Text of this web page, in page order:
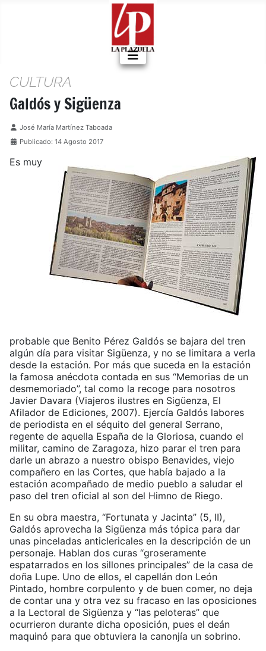
CULTURA
Galdós y Sigüenza
Detalles
José María Martínez Taboada
Publicado: 14 Agosto 2017
Es muy
probable que Benito Pérez Galdós se bajara del tren
algún día para visitar Sigüenza, y no se limitara a verla
desde la estación. Por más que suceda en la estación
la famosa anécdota contada en sus “Memorias de un
desmemoriado”, tal como la recoge para nosotros
Javier Davara (Viajeros ilustres en Sigüenza, El
Afilador de Ediciones, 2007). Ejercía Galdós labores
de periodista en el séquito del general Serrano,
regente de aquella España de la Gloriosa, cuando el
militar, camino de Zaragoza, hizo parar el tren para
darle un abrazo a nuestro obispo Benavides, viejo
compañero en las Cortes, que había bajado a la
estación acompañado de medio pueblo a saludar el
paso del tren oficial al son del Himno de Riego.
En su obra maestra, “Fortunata y Jacinta” (5, II),
Galdós aprovecha la Sigüenza más tópica para dar
unas pinceladas anticlericales en la descripción de un
personaje. Hablan dos curas “groseramente
espatarrados en los sillones principales” de la casa de
doña Lupe. Uno de ellos, el capellán don León
Pintado, hombre corpulento y de buen comer, no deja
de contar una y otra vez su fracaso en las oposiciones
a la Lectoral de Sigüenza y “las peloteras” que
ocurrieron durante dicha oposición, pues el deán
maquinó para que obtuviera la canonjía un sobrino.